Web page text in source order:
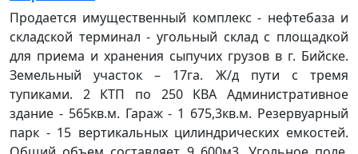
Продается имущественный комплекс - нефтебаза и
складской терминал - угольный склад с площадкой
для приема и хранения сыпучих грузов в г. Бийске.
Земельный участок – 17га. Ж/д пути с тремя
тупиками. 2 КТП по 250 КВА Административное
здание - 565кв.м. Гараж - 1 675,3кв.м. Резервуарный
парк - 15 вертикальных цилиндрических емкостей.